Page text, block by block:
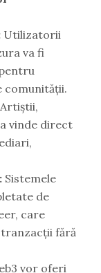
Utilizatorii
va fi
comunității.
Artiștii,
vinde direct
Sistemele
de
care
fără
vor oferi